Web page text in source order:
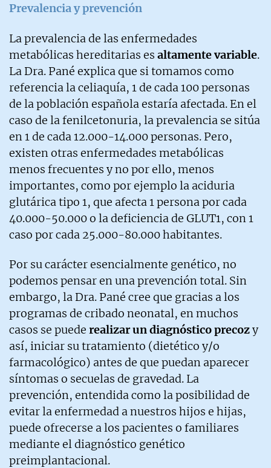
Prevalencia y prevención
La prevalencia de las enfermedades
metabólicas hereditarias es altamente variable.
La Dra. Pané explica que si tomamos como
referencia la celiaquía, 1 de cada 100 personas
de la población española estaría afectada. En el
caso de la fenilcetonuria, la prevalencia se sitúa
en 1 de cada 12.000-14.000 personas. Pero,
existen otras enfermedades metabólicas
menos frecuentes y no por ello, menos
importantes, como por ejemplo la aciduria
glutárica tipo 1, que afecta 1 persona por cada
40.000-50.000 o la deficiencia de GLUT1, con 1
caso por cada 25.000-80.000 habitantes.
Por su carácter esencialmente genético, no
podemos pensar en una prevención total. Sin
embargo, la Dra. Pané cree que gracias a los
programas de cribado neonatal, en muchos
casos se puede realizar un diagnóstico precozy
así, iniciar su tratamiento (dietético y/o
farmacológico) antes de que puedan aparecer
síntomas o secuelas de gravedad. La
prevención, entendida como la posibilidad de
evitar la enfermedad a nuestros hijos e hijas,
puede ofrecerse a los pacientes o familiares
mediante el diagnóstico genético
preimplantacional.